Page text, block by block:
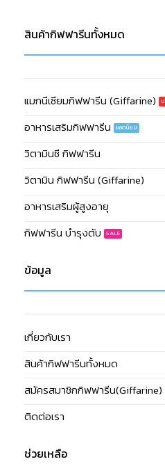
สินค้ากิฟฟารีนทั้งหมด
แมกนีเซียมกิฟฟารีน (Giffarine)
อาหารเสริมกิฟฟารีน
วิตามินซี กิฟฟารีน
วิตามิน กิฟฟารีน (Giffarine)
อาหารเสริมผู้สูงอายุ
กิฟฟารีน บำรุงตับ
ข้อมูล
เกี่ยวกับเรา
สินค้ากิฟฟารีนทั้งหมด
สมัครสมาชิกกิฟฟารีน(Giffarine)
ติดต่อเรา
ช่วยเหลือ